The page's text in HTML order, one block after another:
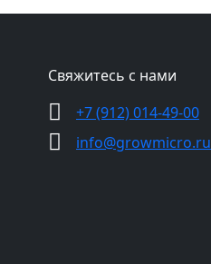
Свяжитесь с нами
+7 (912) 014-49-00
info@growmicro.ru